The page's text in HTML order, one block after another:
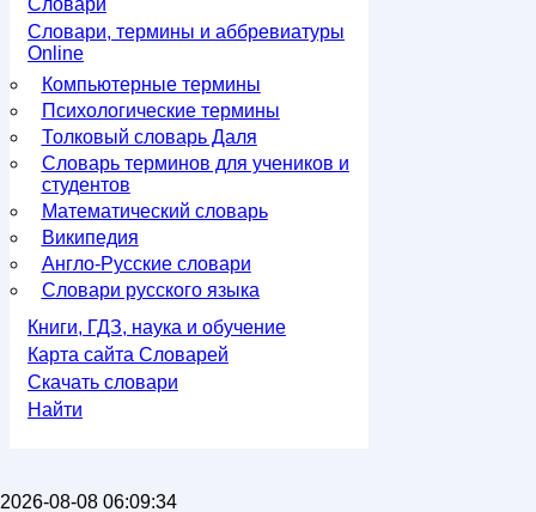
Словари
Словари, термины и аббревиатуры
Online
Компьютерные термины
Психологические термины
Толковый словарь Даля
Словарь терминов для учеников и
студентов
Математический словарь
Википедия
Англо-Русские словари
Словари русского языка
Книги, ГДЗ, наука и обучение
Карта сайта Словарей
Скачать словари
Найти
2026-08-08 06:09:34